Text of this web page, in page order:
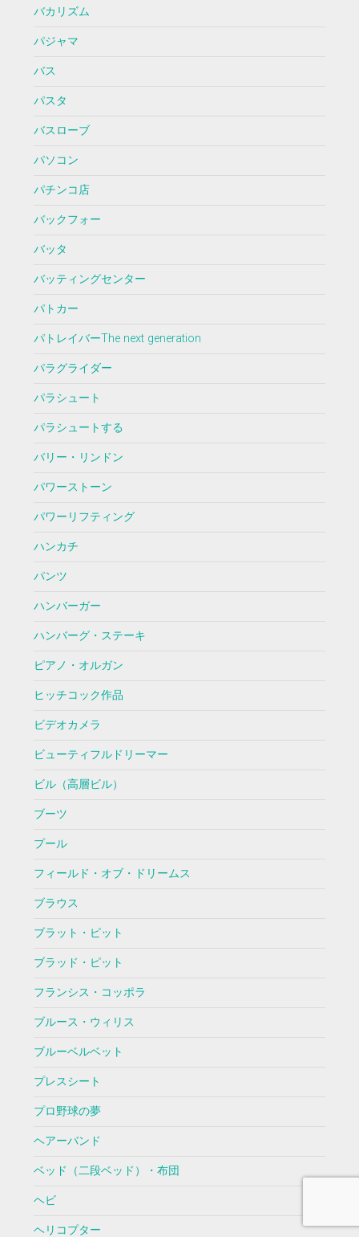
バカリズム
パジャマ
バス
パスタ
バスローブ
パソコン
パチンコ店
バックフォー
バッタ
バッティングセンター
パトカー
パトレイバーThe next generation
パラグライダー
パラシュート
パラシュートする
バリー・リンドン
パワーストーン
パワーリフティング
ハンカチ
パンツ
ハンバーガー
ハンバーグ・ステーキ
ピアノ・オルガン
ヒッチコック作品
ビデオカメラ
ビューティフルドリーマー
ビル（高層ビル）
ブーツ
プール
フィールド・オブ・ドリームス
ブラウス
ブラット・ピット
ブラッド・ピット
フランシス・コッポラ
ブルース・ウィリス
ブルーベルベット
プレスシート
プロ野球の夢
ヘアーバンド
ベッド（二段ベッド）・布団
ヘビ
ヘリコプター